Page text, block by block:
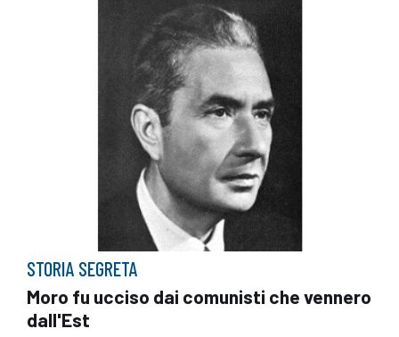
STORIA SEGRETA
Moro fu ucciso dai comunisti che vennero
dall'Est